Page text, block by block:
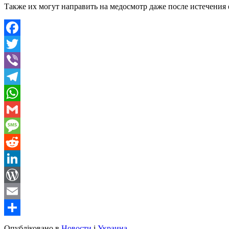
Также их могут направить на медосмотр даже после истечения
Facebook
Twitter
Viber
Telegram
WhatsApp
Gmail
Message
Reddit
LinkedIn
WordPress
Email
Share